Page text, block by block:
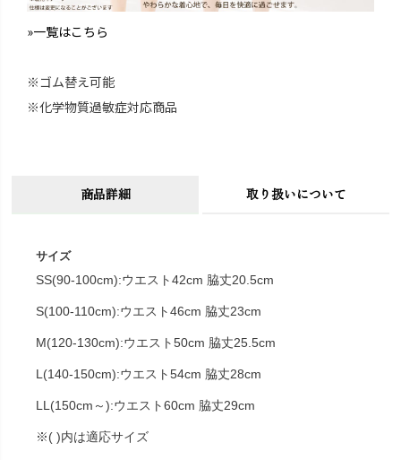
»一覧はこちら
※ゴム替え可能
※化学物質過敏症対応商品
商品詳細 取り扱いについて
サイズ
SS(90-100cm):ウエスト42cm 脇丈20.5cm
S(100-110cm):ウエスト46cm 脇丈23cm
M(120-130cm):ウエスト50cm 脇丈25.5cm
L(140-150cm):ウエスト54cm 脇丈28cm
LL(150cm～):ウエスト60cm 脇丈29cm
※( )内は適応サイズ